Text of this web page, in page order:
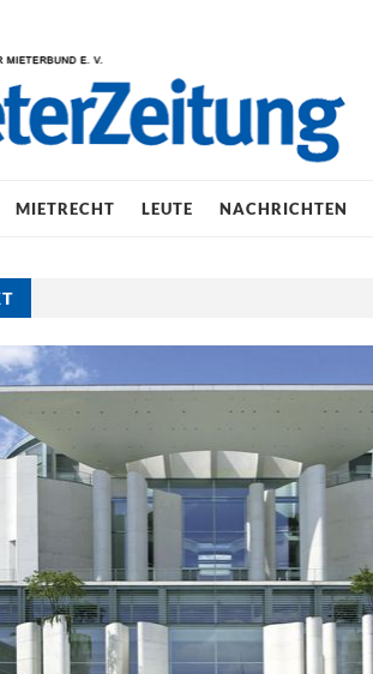
MIETRECHT LEUTE NACHRICHTEN